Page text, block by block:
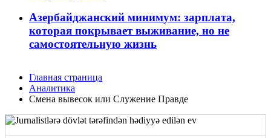
Азербайджанский минимум: зарплата,
которая покрывает выживание, но не
самостоятельную жизнь
Главная страница
Аналитика
Смена вывесок или Служение Правде